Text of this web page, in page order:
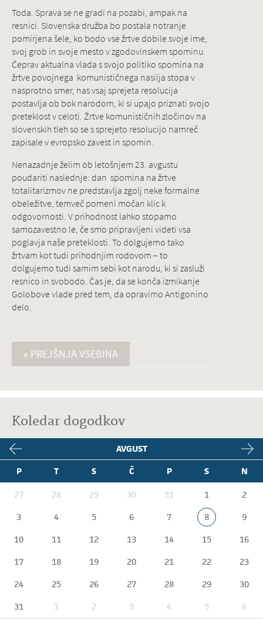
Toda. Sprava se ne gradi na pozabi, ampak na
resnici. Slovenska družba bo postala notranje
pomirjena šele, ko bodo vse žrtve dobile svoje ime,
svoj grob in svoje mesto v zgodovinskem spominu.
Čeprav aktualna vlada s svojo politiko spomina na
žrtve povojnega komunističnega nasilja stopa v
nasprotno smer, nas vsaj sprejeta resolucija
postavlja ob bok narodom, ki si upajo priznati svojo
preteklost v celoti. Žrtve komunističnih zločinov na
slovenskih tleh so se s sprejeto resolucijo namreč
zapisale v evropsko zavest in spomin.
Nenazadnje želim ob letošnjem 23. avgustu
poudariti naslednje: dan spomina na žrtve
totalitarizmov ne predstavlja zgolj neke formalne
obeležitve, temveč pomeni močan klic k
odgovornosti. V prihodnost lahko stopamo
samozavestno le, če smo pripravljeni videti vsa
poglavja naše preteklosti. To dolgujemo tako
žrtvam kot tudi prihodnjim rodovom – to
dolgujemo tudi samim sebi kot narodu, ki si zasluži
resnico in svobodo. Čas je, da se konča izmikanje
Golobove vlade pred tem, da opravimo Antigonino
delo.
« PREJŠNJA VSEBINA
Koledar dogodkov
AVGUST
P
T S Č P S N
27 28 29 30 31 1
2
3
4 5 6 7 8
9
10
11 12 13 14 15
16
17
18 19 20 21 22
23
24
25 26 27 28 29
30
31
1 2 3 4 5 6